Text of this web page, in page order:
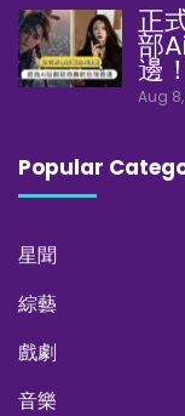
正
部
邊
Aug
Popular
星聞
綜藝
戲劇
音樂